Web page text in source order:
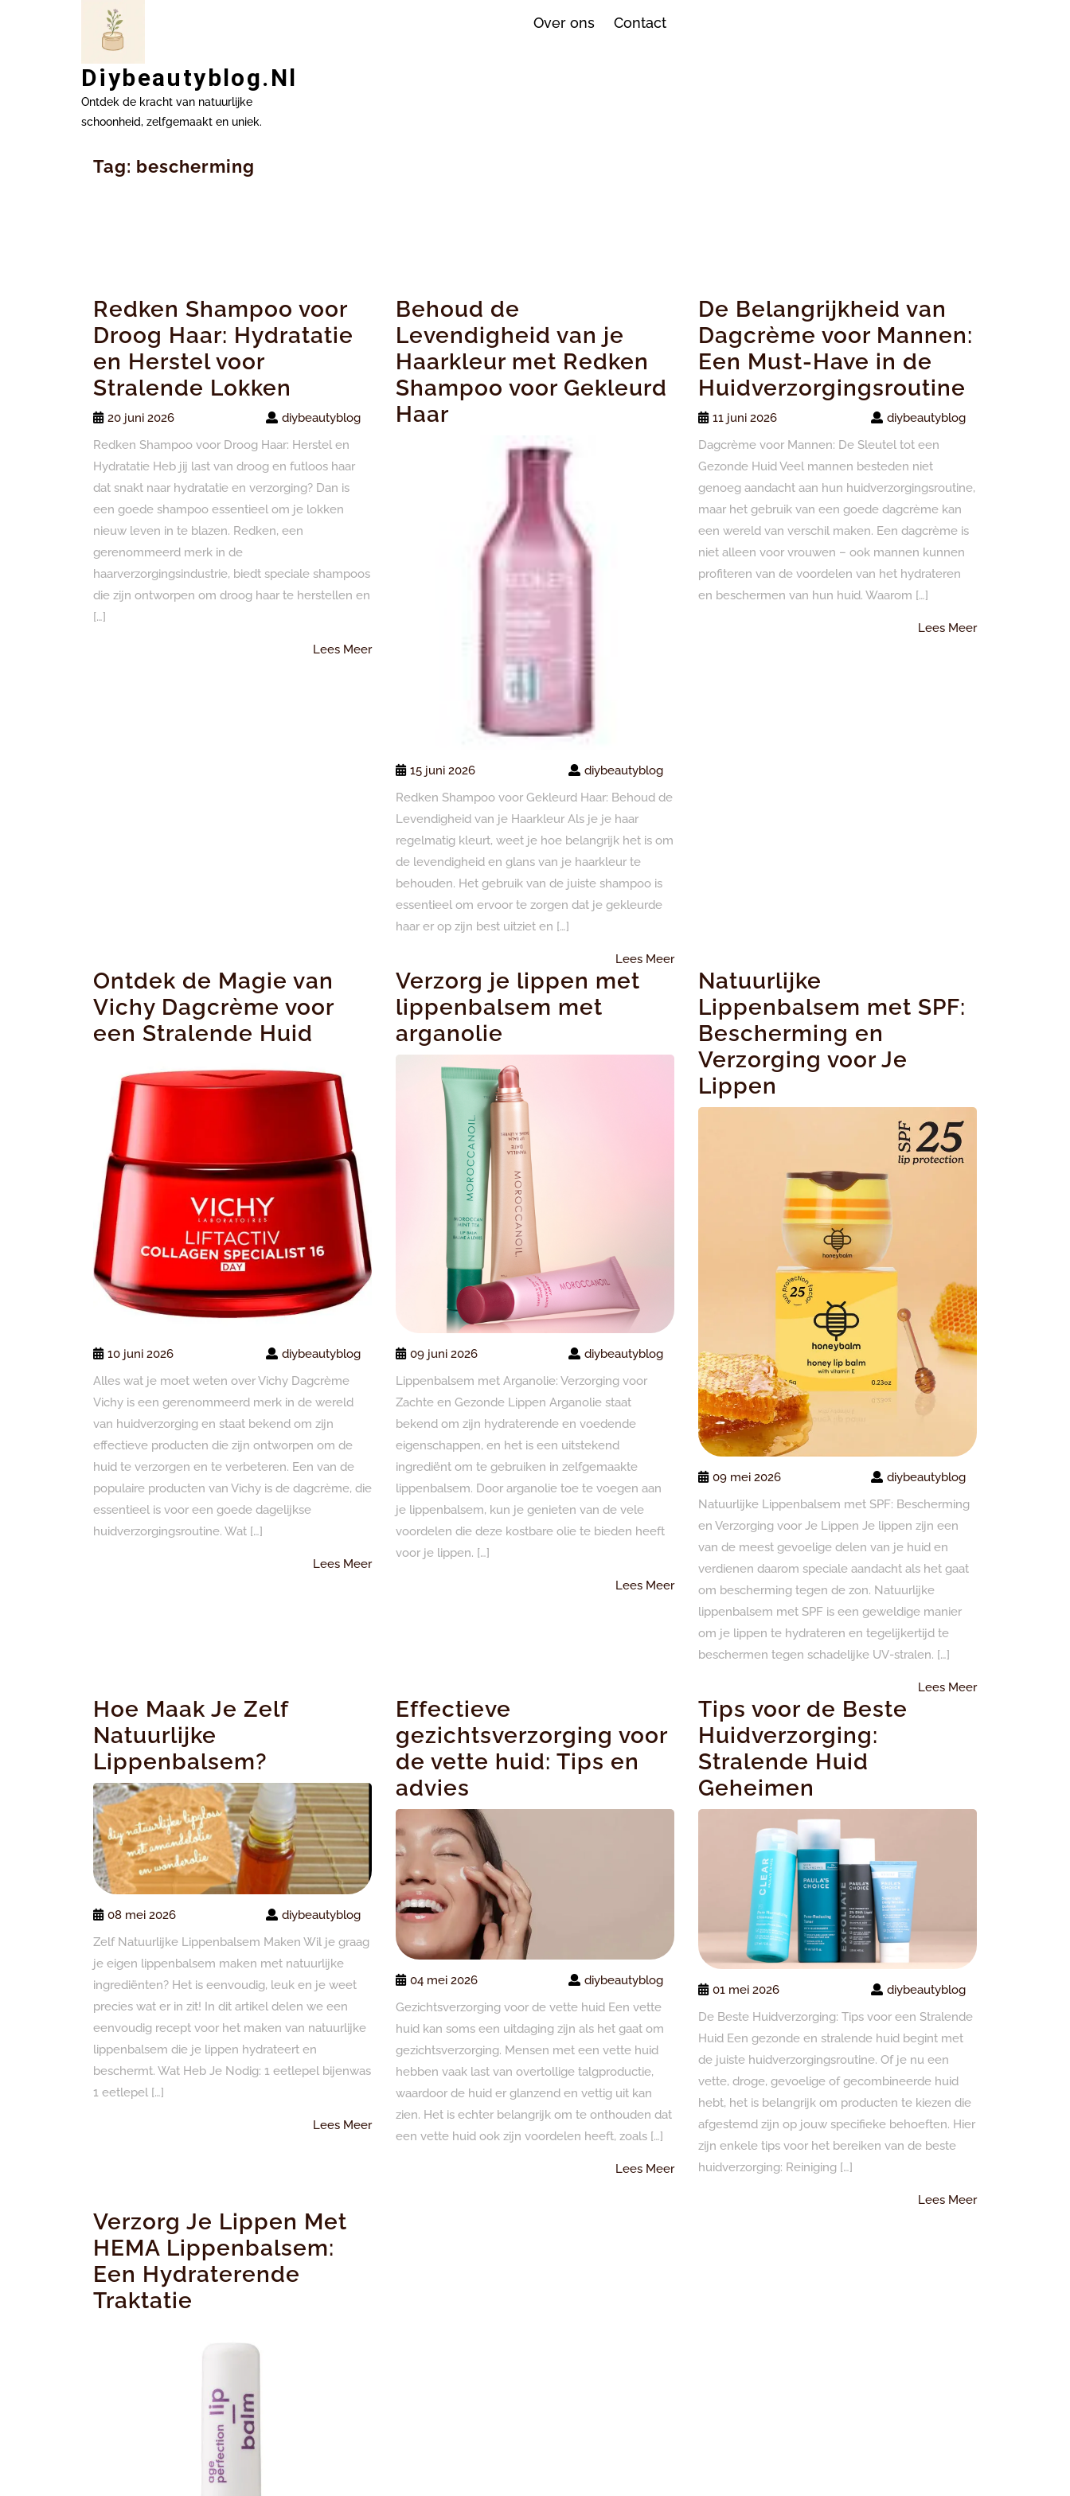
Diybeautyblog.nl
Ontdek de kracht van natuurlijke
schoonheid, zelfgemaakt en uniek.
Over ons Contact
Tag: bescherming
Redken Shampoo voor
Droog Haar: Hydratatie
en Herstel voor
Stralende Lokken
20 juni 2026
diybeautyblog
Redken Shampoo voor Droog Haar: Herstel en
Hydratatie Heb jij last van droog en futloos haar
dat snakt naar hydratatie en verzorging? Dan is
een goede shampoo essentieel om je lokken
nieuw leven in te blazen. Redken, een
gerenommeerd merk in de
haarverzorgingsindustrie, biedt speciale shampoos
die zijn ontworpen om droog haar te herstellen en
[…]
Lees MeerLees
Behoud de
Levendigheid van je
Haarkleur met Redken
Shampoo voor Gekleurd
Haar
15 juni 2026
diybeautyblog
Redken Shampoo voor Gekleurd Haar: Behoud de
Levendigheid van je Haarkleur Als je je haar
regelmatig kleurt, weet je hoe belangrijk het is om
de levendigheid en glans van je haarkleur te
behouden. Het gebruik van de juiste shampoo is
essentieel om ervoor te zorgen dat je gekleurde
haar er op zijn best uitziet en […]
Lees MeerLees
Meer
De Belangrijkheid van
Dagcrème voor Mannen:
Een Must-Have in de
Huidverzorgingsroutine
11 juni 2026
diybeautyblog
Dagcrème voor Mannen: De Sleutel tot een
Gezonde Huid Veel mannen besteden niet
genoeg aandacht aan hun huidverzorgingsroutine,
maar het gebruik van een goede dagcrème kan
een wereld van verschil maken. Een dagcrème is
niet alleen voor vrouwen – ook mannen kunnen
profiteren van de voordelen van het hydrateren
en beschermen van hun huid. Waarom […]
Lees MeerLees
Ontdek de Magie van
Vichy Dagcrème voor
een Stralende Huid
10 juni 2026
diybeautyblog
Alles wat je moet weten over Vichy Dagcrème
Vichy is een gerenommeerd merk in de wereld
van huidverzorging en staat bekend om zijn
effectieve producten die zijn ontworpen om de
huid te verzorgen en te verbeteren. Een van de
populaire producten van Vichy is de dagcrème, die
essentieel is voor een goede dagelijkse
huidverzorgingsroutine. Wat […]
Lees MeerLees
Verzorg je lippen met
lippenbalsem met
arganolie
09 juni 2026
diybeautyblog
Lippenbalsem met Arganolie: Verzorging voor
Zachte en Gezonde Lippen Arganolie staat
bekend om zijn hydraterende en voedende
eigenschappen, en het is een uitstekend
ingrediënt om te gebruiken in zelfgemaakte
lippenbalsem. Door arganolie toe te voegen aan
je lippenbalsem, kun je genieten van de vele
voordelen die deze kostbare olie te bieden heeft
voor je lippen. […]
Lees MeerLees
Natuurlijke
Lippenbalsem met SPF:
Bescherming en
Verzorging voor Je
Lippen
09 mei 2026
diybeautyblog
Natuurlijke Lippenbalsem met SPF: Bescherming
en Verzorging voor Je Lippen Je lippen zijn een
van de meest gevoelige delen van je huid en
verdienen daarom speciale aandacht als het gaat
om bescherming tegen de zon. Natuurlijke
lippenbalsem met SPF is een geweldige manier
om je lippen te hydrateren en tegelijkertijd te
beschermen tegen schadelijke UV-stralen. […]
Lees MeerLees
Hoe Maak Je Zelf
Natuurlijke
Lippenbalsem?
08 mei 2026
diybeautyblog
Zelf Natuurlijke Lippenbalsem Maken Wil je graag
je eigen lippenbalsem maken met natuurlijke
ingrediënten? Het is eenvoudig, leuk en je weet
precies wat er in zit! In dit artikel delen we een
eenvoudig recept voor het maken van natuurlijke
lippenbalsem die je lippen hydrateert en
beschermt. Wat Heb Je Nodig: 1 eetlepel bijenwas
1 eetlepel […]
Lees MeerLees
Meer
Effectieve
gezichtsverzorging voor
de vette huid: Tips en
advies
04 mei 2026
diybeautyblog
Gezichtsverzorging voor de vette huid Een vette
huid kan soms een uitdaging zijn als het gaat om
gezichtsverzorging. Mensen met een vette huid
hebben vaak last van overtollige talgproductie,
waardoor de huid er glanzend en vettig uit kan
zien. Het is echter belangrijk om te onthouden dat
een vette huid ook zijn voordelen heeft, zoals […]
Lees MeerLees
Tips voor de Beste
Huidverzorging:
Stralende Huid
Geheimen
01 mei 2026
diybeautyblog
De Beste Huidverzorging: Tips voor een Stralende
Huid Een gezonde en stralende huid begint met
de juiste huidverzorgingsroutine. Of je nu een
vette, droge, gevoelige of gecombineerde huid
hebt, het is belangrijk om producten te kiezen die
afgestemd zijn op jouw specifieke behoeften. Hier
zijn enkele tips voor het bereiken van de beste
huidverzorging: Reiniging […]
Lees MeerLees
Verzorg Je Lippen Met
HEMA Lippenbalsem:
Een Hydraterende
Traktatie